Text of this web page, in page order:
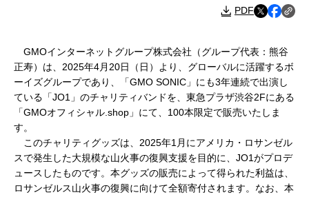
PDF
GMOインターネットグループ株式会社（グループ代表：熊谷
正寿）は、2025年4月20日（日）より、グローバルに活躍するボ
ーイズグループであり、「GMO SONIC」にも3年連続で出演し
ている「JO1」のチャリティバンドを、東急プラザ渋谷2Fにある
「GMOオフィシャル.shop」にて、100本限定で販売いたしま
す。
このチャリティグッズは、2025年1月にアメリカ・ロサンゼル
スで発生した大規模な山火事の復興支援を目的に、JO1がプロデ
ュースしたものです。本グッズの販売によって得られた利益は、
ロサンゼルス山火事の復興に向けて全額寄付されます。なお、本